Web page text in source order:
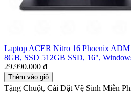
Laptop ACER Nitro 16 Phoenix
8GB, SSD 512GB SSD, 16",
29.990.000 ₫
Thêm vào giỏ
Tặng Chuột, Cài Đặt Vệ Sinh Miễn